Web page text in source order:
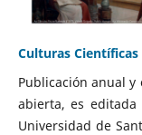
Culturas Científicas
Publicación anual
abierta, es
Universidad de